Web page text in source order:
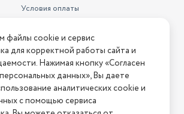
Условия оплаты
Условия возврата
ошибку на сайте? Напишите нам
магазин "АстМаркет". У нас есть всё!
файлы cookie и сервис
для корректной работы сайта и
Нажимая кнопку «Согласен
данных», Вы даете
аналитических cookie и
с помощью сервиса